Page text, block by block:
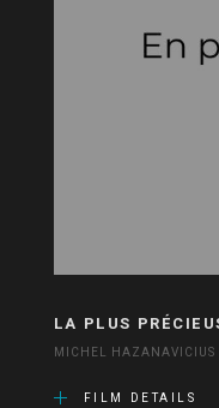
LA PLUS
MICHEL HAZANAVICIUS
FILM DETAILS